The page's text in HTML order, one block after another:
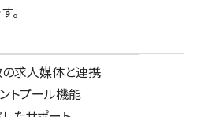
。
求人媒体と連携
トプール機能